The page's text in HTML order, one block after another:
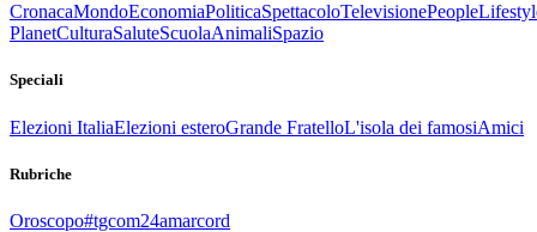
CronacaMondoEconomiaPoliticaSpettacoloTelevisionePeople
PlanetCulturaSaluteScuolaAnimaliSpazio
Speciali
Elezioni ItaliaElezioni esteroGrande FratelloL'isola dei famosiAmici
Rubriche
Oroscopo#tgcom24amarcord